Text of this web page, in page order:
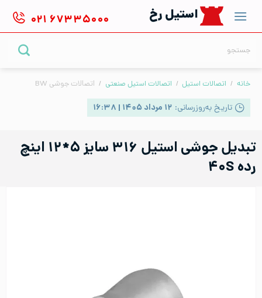
content
استیل رخ ۰۲۱ ۶۷۳۳۵۰۰۰
خانه / اتصالات استیل / اتصالات استیل صنعتی / اتصالات جوشی BW
تاریخ به‌روزرسانی: ۱۲ مرداد ۱۴۰۵ | ۱۶:۳۸
تبدیل جوشی استیل ۳۱۶ سایز ۵*۱۲ اینچ
رده ۴۰S